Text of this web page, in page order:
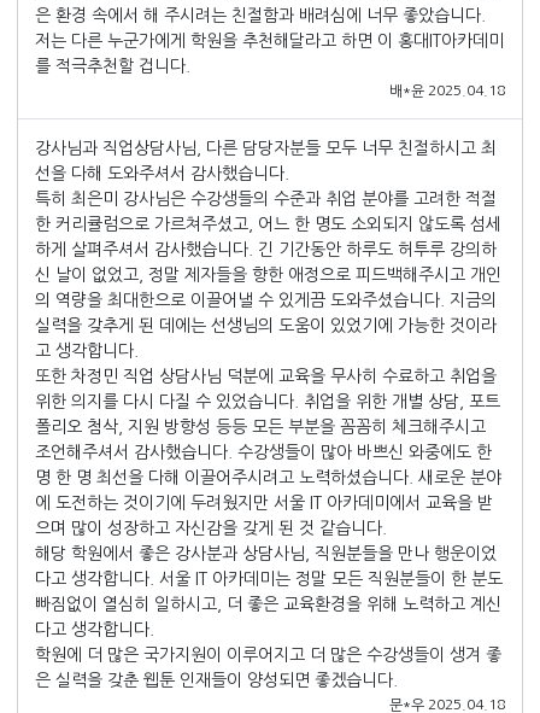
은 환경 속에서 해 주시려는 친절함과 배려심에 너무 좋았습니다.
저는 다른 누군가에게 학원을 추천해달라고 하면 이 홍대IT아카데미
를 적극추천할 겁니다.
배*윤 2025.04.18
강사님과 직업상담사님, 다른 담당자분들 모두 너무 친절하시고 최
선을 다해 도와주셔서 감사했습니다.
특히 최은미 강사님은 수강생들의 수준과 취업 분야를 고려한 적절
한 커리큘럼으로 가르쳐주셨고, 어느 한 명도 소외되지 않도록 섬세
하게 살펴주셔서 감사했습니다. 긴 기간동안 하루도 허투루 강의하
신 날이 없었고, 정말 제자들을 향한 애정으로 피드백해주시고 개인
의 역량을 최대한으로 이끌어낼 수 있게끔 도와주셨습니다. 지금의
실력을 갖추게 된 데에는 선생님의 도움이 있었기에 가능한 것이라
고 생각합니다.
또한 차정민 직업 상담사님 덕분에 교육을 무사히 수료하고 취업을
위한 의지를 다시 다질 수 있었습니다. 취업을 위한 개별 상담, 포트
폴리오 첨삭, 지원 방향성 등등 모든 부분을 꼼꼼히 체크해주시고
조언해주셔서 감사했습니다. 수강생들이 많아 바쁘신 와중에도 한
명 한 명 최선을 다해 이끌어주시려고 노력하셨습니다. 새로운 분야
에 도전하는 것이기에 두려웠지만 서울 IT 아카데미에서 교육을 받
으며 많이 성장하고 자신감을 갖게 된 것 같습니다.
해당 학원에서 좋은 강사분과 상담사님, 직원분들을 만나 행운이었
다고 생각합니다. 서울 IT 아카데미는 정말 모든 직원분들이 한 분도
빠짐없이 열심히 일하시고, 더 좋은 교육환경을 위해 노력하고 계신
다고 생각합니다.
학원에 더 많은 국가지원이 이루어지고 더 많은 수강생들이 생겨 좋
은 실력을 갖춘 웹툰 인재들이 양성되면 좋겠습니다.
문*우 2025.04.18